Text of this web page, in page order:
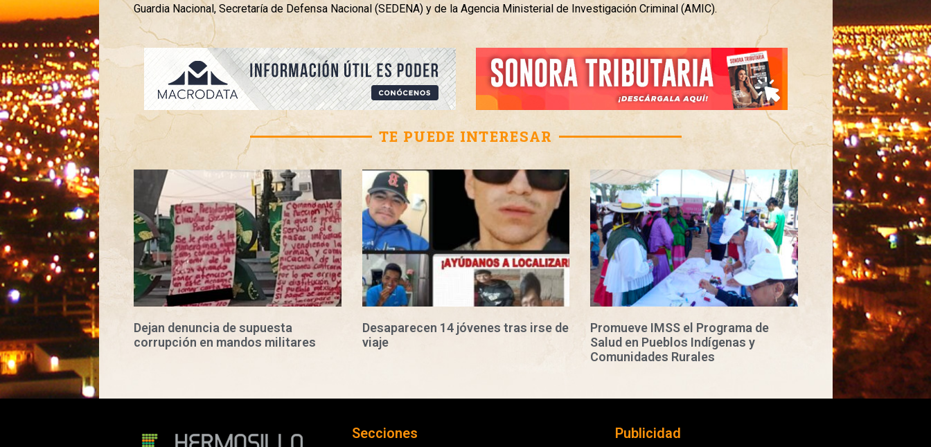
Guardia Nacional, Secretaría de Defensa Nacional (SEDENA) y de la Agencia Ministerial de Investigación Criminal (AMIC).
TE PUEDE INTERESAR
Dejan denuncia de supuesta
corrupción en mandos militares
Desaparecen 14 jóvenes tras irse de
viaje
Promueve IMSS el Programa de
Salud en Pueblos Indígenas y
Comunidades Rurales
Secciones Publicidad